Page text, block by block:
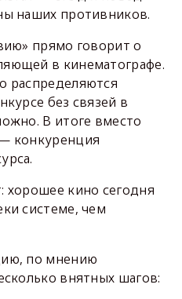
наших противников.
прямо говорит о
в кинематографе.
распределяются
без связей в
В итоге вместо
конкуренция
хорошее кино сегодня
системе, чем
по мнению
внятных шагов: